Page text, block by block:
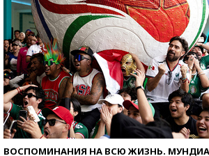
ВОСПОМИНАНИЯ НА ВСЮ ЖИЗНЬ.